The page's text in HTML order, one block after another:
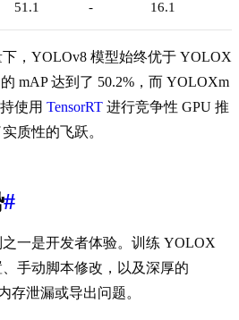
51.1 - 16.1
，YOLOv8 模型始终优于 YOLOX
mAP 达到了 50.2%，而 YOLOXm
使用 TensorRT 进行竞争性 GPU 推
质性的飞跃。
#
一是开发者体验。训练 YOLOX
手动脚本修改，以及深厚的
存泄漏或导出问题。